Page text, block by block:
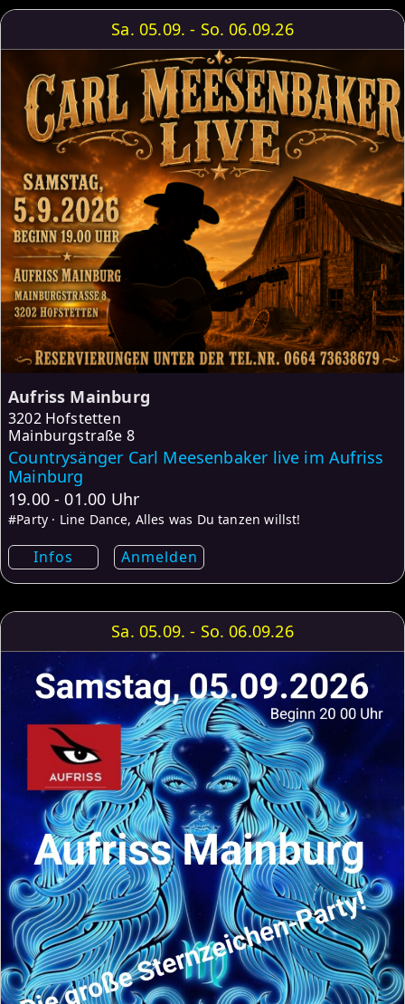
Sa. 05.09. - So. 06.09.26
Aufriss Mainburg
3202 Hofstetten
Mainburgstraße 8
Countrysänger Carl Meesenbaker live im Aufriss
Mainburg
19.00 - 01.00 Uhr
#Party · Line Dance, Alles was Du tanzen willst!
Infos Anmelden
Sa. 05.09. - So. 06.09.26